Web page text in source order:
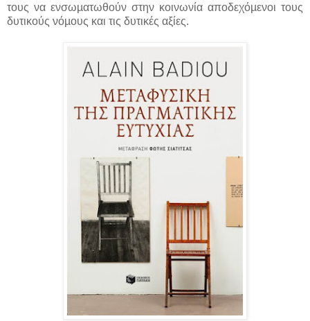
τους να ενσωµατωθούν στην κοινωνία αποδεχόµενοι τους
δυτικούς νόµους και τις δυτικές αξίες.